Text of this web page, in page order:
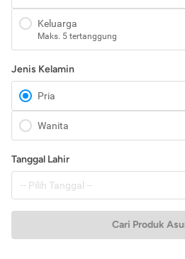
Keluarga
Maks. 5 tertanggung
Jenis Kelamin
Pria
Wanita
Tanggal Lahir
Cari Produk